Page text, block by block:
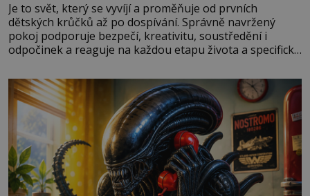
Je to svět, který se vyvíjí a proměňuje od prvních
dětských krůčků až po dospívání. Správně navržený
pokoj podporuje bezpečí, kreativitu, soustředění i
odpočinek a reaguje na každou etapu života a specifické
měkkost a bezpečí, proto by pokoj miminka měl působit
především klidně a útulně. Předškolní věk je